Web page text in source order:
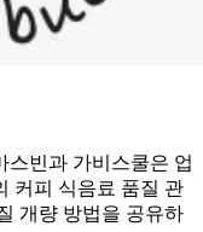
스빈과 가비스쿨은 업
커피 식음료 품질 관
개량 방법을 공유하